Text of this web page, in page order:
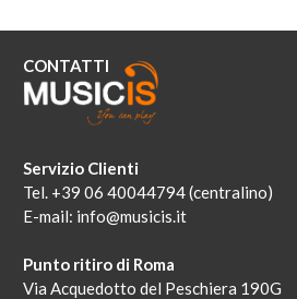
CONTATTI
Servizio Clienti
Tel. +39 06 40044794 (centralino)
E-mail: info@musicis.it
Punto ritiro di Roma
Via Acquedotto del Peschiera 190G